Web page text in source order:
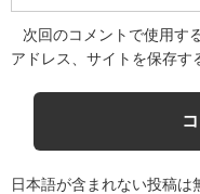
次回のコメントで使用す
アドレス、サイトを保存す
日本語が含まれない投稿は